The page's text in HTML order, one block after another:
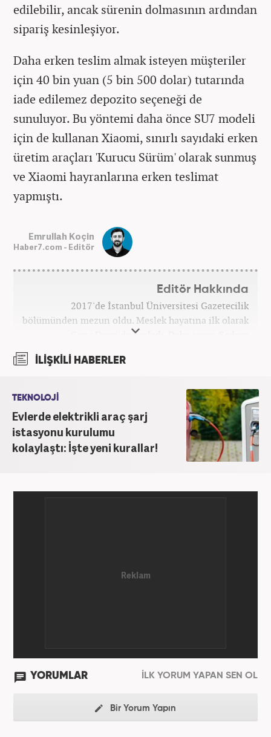
edilebilir, ancak sürenin dolmasının ardından
sipariş kesinleşiyor.
Daha erken teslim almak isteyen müşteriler
için 40 bin yuan (5 bin 500 dolar) tutarında
iade edilemez depozito seçeneği de
sunuluyor. Bu yöntemi daha önce SU7 modeli
için de kullanan Xiaomi, sınırlı sayıdaki erken
üretim araçları 'Kurucu Sürüm' olarak sunmuş
ve Xiaomi hayranlarına erken teslimat
yapmıştı.
Emrullah Koçin
Haber7.com - Editör
Editör Hakkında
2017'de İstanbul Üniversitesi Gazetecilik
bölümünden mezun oldu. Meslek hayatına ilk olarak
Genç Dergi'de başladı. Daha sonra Sadece
yılında Haber7.com ailesine dahil olan Koçin,
hayatına devam etmektedir.
İLİŞKİLİ HABERLER
TEKNOLOJİ
Evlerde elektrikli araç şarj
istasyonu kurulumu
kolaylaştı: İşte yeni kurallar!
YORUMLAR İLK YORUM YAPAN SEN OL
Bir Yorum Yapın